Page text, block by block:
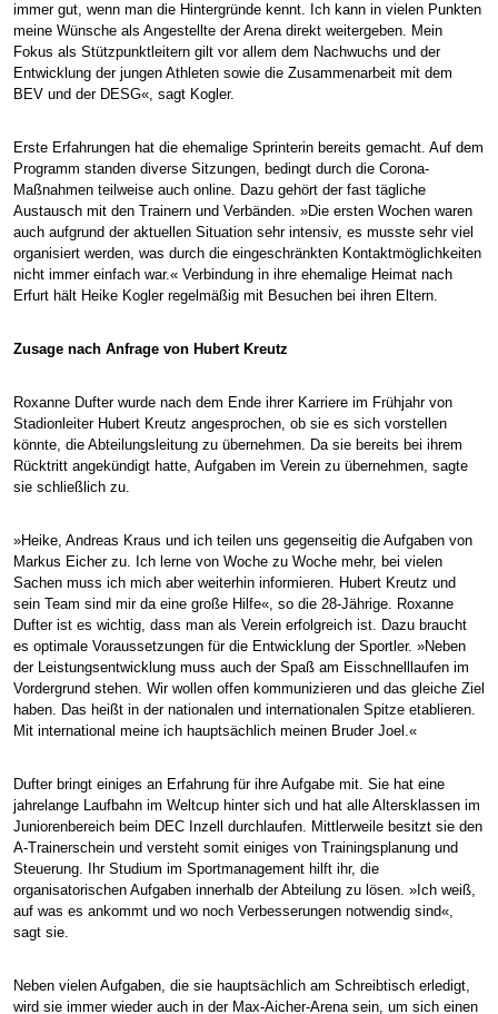
immer gut, wenn man die Hintergründe kennt. Ich kann in vielen Punkten
meine Wünsche als Angestellte der Arena direkt weitergeben. Mein
Fokus als Stützpunktleitern gilt vor allem dem Nachwuchs und der
Entwicklung der jungen Athleten sowie die Zusammenarbeit mit dem
BEV und der DESG«, sagt Kogler.
Erste Erfahrungen hat die ehemalige Sprinterin bereits gemacht. Auf dem
Programm standen diverse Sitzungen, bedingt durch die Corona-
Maßnahmen teilweise auch online. Dazu gehört der fast tägliche
Austausch mit den Trainern und Verbänden. »Die ersten Wochen waren
auch aufgrund der aktuellen Situation sehr intensiv, es musste sehr viel
organisiert werden, was durch die eingeschränkten Kontaktmöglichkeiten
nicht immer einfach war.« Verbindung in ihre ehemalige Heimat nach
Erfurt hält Heike Kogler regelmäßig mit Besuchen bei ihren Eltern.
Zusage nach Anfrage von Hubert Kreutz
Roxanne Dufter wurde nach dem Ende ihrer Karriere im Frühjahr von
Stadionleiter Hubert Kreutz angesprochen, ob sie es sich vorstellen
könnte, die Abteilungsleitung zu übernehmen. Da sie bereits bei ihrem
Rücktritt angekündigt hatte, Aufgaben im Verein zu übernehmen, sagte
sie schließlich zu.
»Heike, Andreas Kraus und ich teilen uns gegenseitig die Aufgaben von
Markus Eicher zu. Ich lerne von Woche zu Woche mehr, bei vielen
Sachen muss ich mich aber weiterhin informieren. Hubert Kreutz und
sein Team sind mir da eine große Hilfe«, so die 28-Jährige. Roxanne
Dufter ist es wichtig, dass man als Verein erfolgreich ist. Dazu braucht
es optimale Voraussetzungen für die Entwicklung der Sportler. »Neben
der Leistungsentwicklung muss auch der Spaß am Eisschnelllaufen im
Vordergrund stehen. Wir wollen offen kommunizieren und das gleiche Ziel
haben. Das heißt in der nationalen und internationalen Spitze etablieren.
Mit international meine ich hauptsächlich meinen Bruder Joel.«
Dufter bringt einiges an Erfahrung für ihre Aufgabe mit. Sie hat eine
jahrelange Laufbahn im Weltcup hinter sich und hat alle Altersklassen im
Juniorenbereich beim DEC Inzell durchlaufen. Mittlerweile besitzt sie den
A-Trainerschein und versteht somit einiges von Trainingsplanung und
Steuerung. Ihr Studium im Sportmanagement hilft ihr, die
organisatorischen Aufgaben innerhalb der Abteilung zu lösen. »Ich weiß,
auf was es ankommt und wo noch Verbesserungen notwendig sind«,
sagt sie.
Neben vielen Aufgaben, die sie hauptsächlich am Schreibtisch erledigt,
wird sie immer wieder auch in der Max-Aicher-Arena sein, um sich einen